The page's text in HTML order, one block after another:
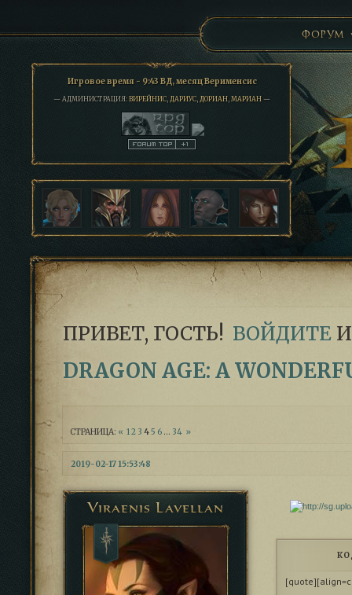
Игровое время - 9:43 ВД, месяц Верименсис
— АДМИНИСТРАЦИЯ: ВИРЕЙНИС, ДАРИУС, ДОРИАН, МАРИАН —
ФОРУМ
ПРИВЕТ, ГОСТЬ! ВОЙДИТЕ
DRAGON AGE: A
СТРАНИЦА: « 12 3 45 6 … 34 »
2019-02-17 15:53:48
Viraenis Lavellan